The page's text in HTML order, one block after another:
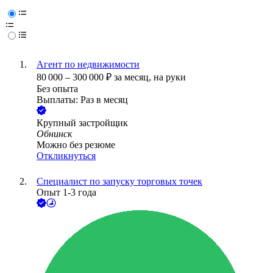
Агент по недвижимости
80 000 – 300 000 ₽ за месяц, на руки
Без опыта
Выплаты: Раз в месяц
Крупный застройщик
Обнинск
Можно без резюме
Откликнуться
Специалист по запуску торговых точек
Опыт 1-3 года